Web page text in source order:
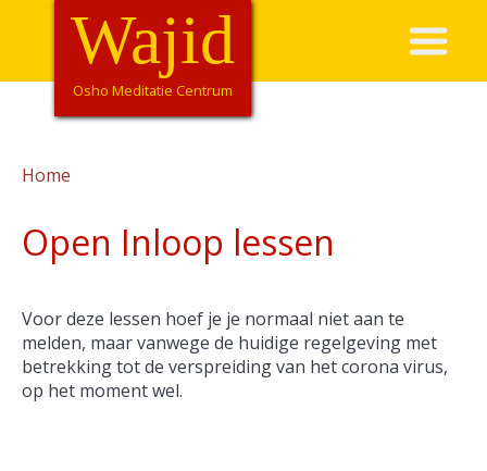
Overslaan
de
HoofdnavigatieWajid
Osho Meditatie Centrum
Home
Open Inloop lessen
Voor deze lessen hoef je je normaal niet aan te
melden, maar vanwege de huidige regelgeving met
betrekking tot de verspreiding van het corona virus,
op het moment wel.